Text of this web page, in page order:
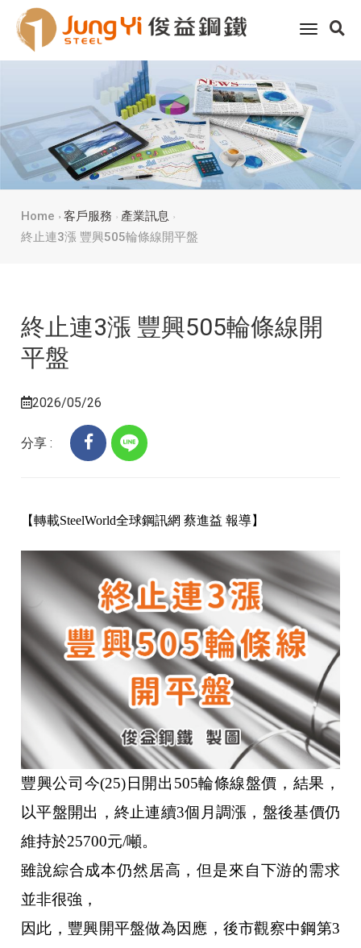
toggle
Home 客戶服務
產業訊息
終止連3漲 豐興505輪條線開平盤
終止連3漲 豐興505輪條線開
平盤
2026/05/26
分享 :
【轉載SteelWorld全球鋼訊網 蔡進益 報導】
豐興公司今(25)日開出505輪條線盤價，結果，
以平盤開出，終止連續3個月調漲，盤後基價仍
維持於25700元/噸。
雖說綜合成本仍然居高，但是來自下游的需求
並非很強，
因此，豐興開平盤做為因應，後市觀察中鋼第3